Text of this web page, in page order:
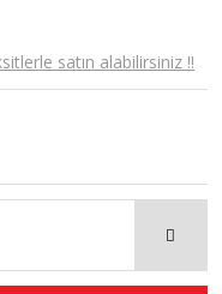
satın alabilirsiniz !!